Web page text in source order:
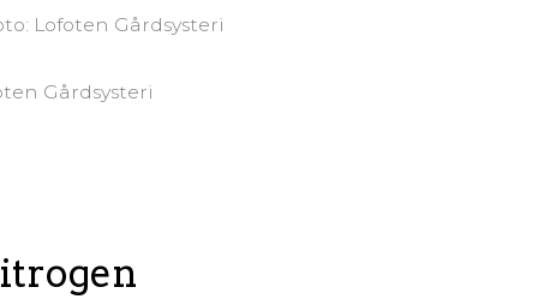
Lofoten Gårdsysteri
Gårdsysteri